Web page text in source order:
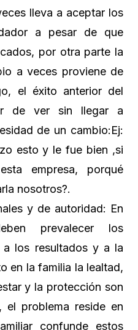
lleva a aceptar los
a pesar de que
por otra parte la
a veces proviene de
el éxito anterior del
de ver sin llegar a
de un cambio:Ej:
esto y le fue bien ,si
empresa, porqué
nosotros?.
y de autoridad: En
prevalecer los
a los resultados y a la
en la familia la lealtad,
y la protección son
el problema reside en
confunde estos